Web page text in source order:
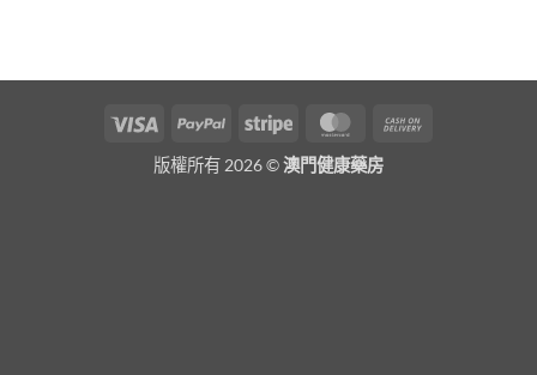
Visa PayPal Stripe MasterCard
版權所有 2026 ©澳門健康藥房